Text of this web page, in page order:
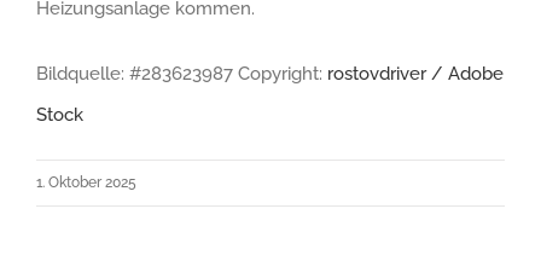
Heizungsanlage kommen.
Bildquelle: #283623987 Copyright: rostovdriver / Adobe
Stock
1. Oktober 2025